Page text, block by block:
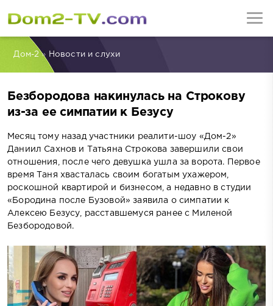
Дом-2» Новости и слухи
Безбородова накинулась на Строкову
из-за ее симпатии к Безусу
Месяц тому назад участники реалити-шоу «Дом-2»
Даниил Сахнов и Татьяна Строкова завершили свои
отношения, после чего девушка ушла за ворота. Первое
время Таня хвасталась своим богатым ухажером,
роскошной квартирой и бизнесом, а недавно в студии
«Бородина после Бузовой» заявила о симпатии к
Алексею Безусу, расставшемуся ранее с Миленой
Безбородовой.